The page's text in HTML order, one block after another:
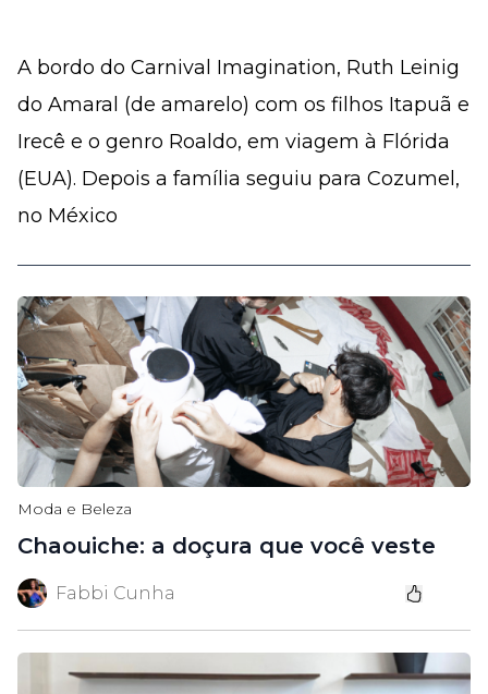
A bordo do Carnival Imagination, Ruth Leinig
do Amaral (de amarelo) com os filhos Itapuã e
Irecê e o genro Roaldo, em viagem à Flórida
(EUA). Depois a família seguiu para Cozumel,
no México
Moda e Beleza
Chaouiche: a doçura que você veste
Fabbi Cunha